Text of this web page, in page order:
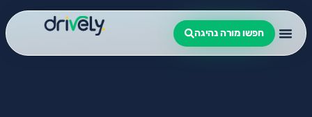
חפשו מורה נהיגה